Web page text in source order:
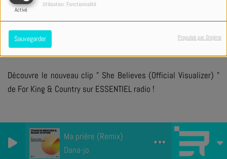
Activé
Utilisation: Fonctionnalité
Sauvegarder Propulsé par Orejime
Ma prière (Remix)
Dana-jo
PARTAGER TWEETER
Découvre le nouveau clip " She Believes (Official Visualizer) "
de For King & Country sur ESSENTIEL radio !